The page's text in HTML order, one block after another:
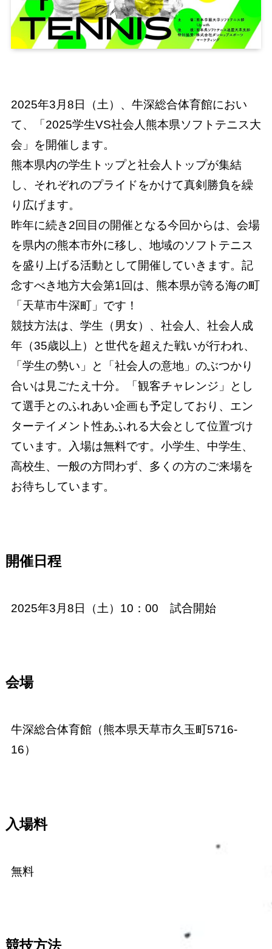
2025年3月8日（土）、牛深総合体育館におい
て、「2025学生VS社会人熊本県ソフトテニス大
会」を開催します。
熊本県内の学生トップと社会人トップが集結
し、それぞれのプライドをかけて真剣勝負を繰
り広げます。
昨年に続き2回目の開催となる今回からは、会場
を県内の熊本市外に移し、地域のソフトテニス
を盛り上げる活動として開催していきます。記
念すべき地方大会第1回は、熊本県が誇る海の町
「天草市牛深町」です！
競技方法は、学生（男女）、社会人、社会人成
年（35歳以上）と世代を超えた戦いが行われ、
「学生の勢い」と「社会人の意地」のぶつかり
合いは見ごたえ十分。「観客チャレンジ」とし
て選手とのふれあい企画も予定しており、エン
ターテイメント性あふれる大会として位置づけ
ています。入場は無料です。小学生、中学生、
高校生、一般の方問わず、多くの方のご来場を
お待ちしています。
開催日程
2025年3月8日（土）10：00 試合開始
会場
牛深総合体育館（熊本県天草市久玉町5716-
16）
入場料
無料
競技方法